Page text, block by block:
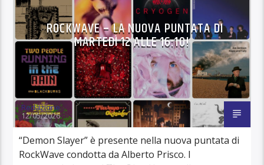
ROCKWAVE – LA NUOVA PUNTATA DI
MARTEDÌ 12 ALLE 16:10!
Redazione
12/05/2026
“Demon Slayer” è presente nella nuova puntata di
RockWave condotta da Alberto Prisco. I